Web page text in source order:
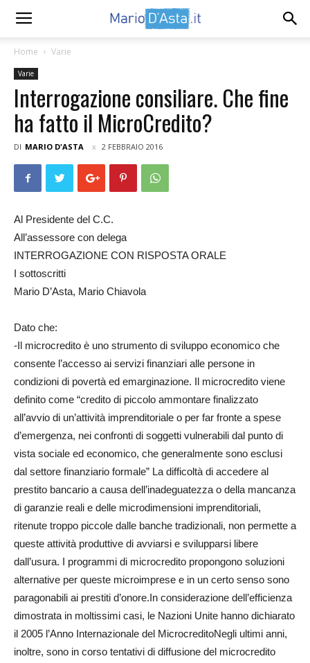
Home Varie
Varie
Interrogazione consiliare. Che fine
ha fatto il MicroCredito?
DI MARIO D'ASTA 2 FEBBRAIO 2016
Al Presidente del C.C.
All’assessore con delega
INTERROGAZIONE CON RISPOSTA ORALE
I sottoscritti
Mario D’Asta, Mario Chiavola
Dato che:
-Il microcredito è uno strumento di sviluppo economico che
consente l’accesso ai servizi finanziari alle persone in
condizioni di povertà ed emarginazione. Il microcredito viene
definito come “credito di piccolo ammontare finalizzato
all’avvio di un’attività imprenditoriale o per far fronte a spese
d’emergenza, nei confronti di soggetti vulnerabili dal punto di
vista sociale ed economico, che generalmente sono esclusi
dal settore finanziario formale” La difficoltà di accedere al
prestito bancario a causa dell’inadeguatezza o della mancanza
di garanzie reali e delle microdimensioni imprenditoriali,
ritenute troppo piccole dalle banche tradizionali, non permette a
queste attività produttive di avviarsi e svilupparsi libere
dall’usura. I programmi di microcredito propongono soluzioni
alternative per queste microimprese e in un certo senso sono
paragonabili ai prestiti d’onore.In considerazione dell’efficienza
dimostrata in moltissimi casi, le Nazioni Unite hanno dichiarato
il 2005 l’Anno Internazionale del MicrocreditoNegli ultimi anni,
inoltre, sono in corso tentativi di diffusione del microcredito